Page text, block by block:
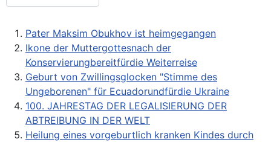
Pater Maksim Obukhov ist heimgegangen
Ikone der Muttergottesnach der
Konservierungbereitfürdie Weiterreise
Geburt von Zwillingsglocken "Stimme des
Ungeborenen" für Ecuadorundfürdie Ukraine
100. JAHRESTAG DER LEGALISIERUNG DER
ABTREIBUNG IN DER WELT
Heilung eines vorgeburtlich kranken Kindes durch